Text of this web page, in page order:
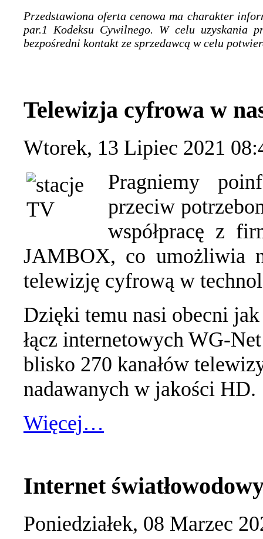
Przedstawiona oferta cenowa ma charakter
par.1 Kodeksu Cywilnego. W celu uzyskania
bezpośredni kontakt ze sprzedawcą w celu
Telewizja cyfrowa w
Wtorek, 13 Lipiec 2021
Pragniemy
przeciw
współpracę z
JAMBOX, co umożliwia
telewizję cyfrową w
Dzięki temu nasi obecni
łącz internetowych WG-
blisko 270 kanałów
nadawanych w jakości HD.
Więcej…
Internet
Poniedziałek, 08 Marzec